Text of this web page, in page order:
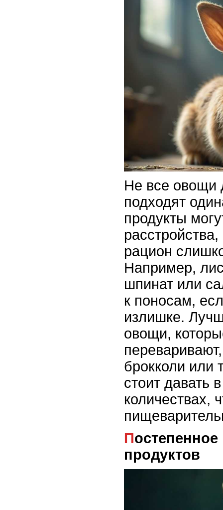
Не все овощи
подходят
продукты
рацион
Например,
шпинат или
к поносам,
излишке.
овощи,
брокколи или
стоит давать
количествах,
Постепенное введение новых
продуктов